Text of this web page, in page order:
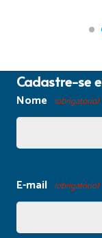
Cadastre-se
Nome (obrigatório)
E-mail (obrigatório)